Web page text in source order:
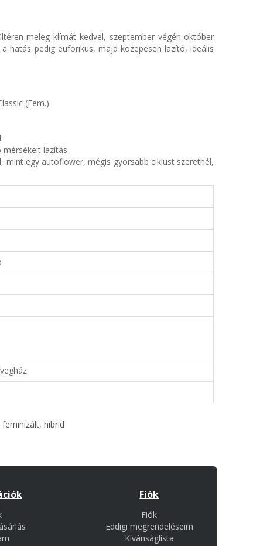
meleg klímát kedvel, szeptember végén-október
hatás pedig euforikus, majd közepesen lazító, ideális
(Fem.)
mérsékelt lazítás
egy autoflower, mégis gyorsabb ciklust szeretnél,
feminizált,hibrid
Fiók
Fiók
Eddigi megrendeléseim
Kívánságlista